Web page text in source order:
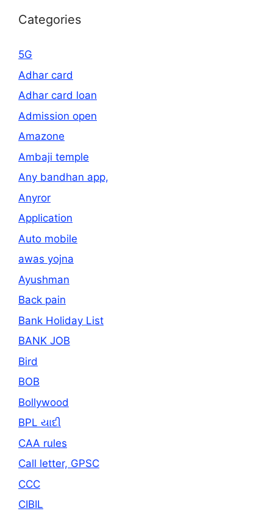
Categories
5G
Adhar card
Adhar card loan
Admission open
Amazone
Ambaji temple
Any bandhan app,
Anyror
Application
Auto mobile
awas yojna
Ayushman
Back pain
Bank Holiday List
BANK JOB
Bird
BOB
Bollywood
BPL યાદી
CAA rules
Call letter, GPSC
CCC
CIBIL